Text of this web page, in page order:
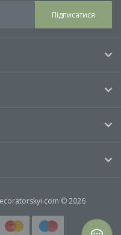
Підписатися
© 2026